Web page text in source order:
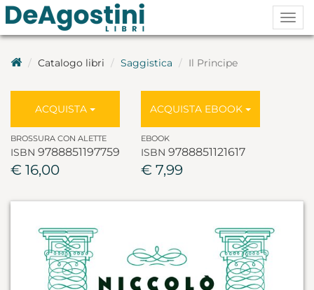
Catalogo libri Saggistica Il Principe
ACQUISTA
BROSSURA CON ALETTE
ISBN 9788851197759
€ 16,00
ACQUISTA EBOOK
EBOOK
ISBN 9788851121617
€ 7,99